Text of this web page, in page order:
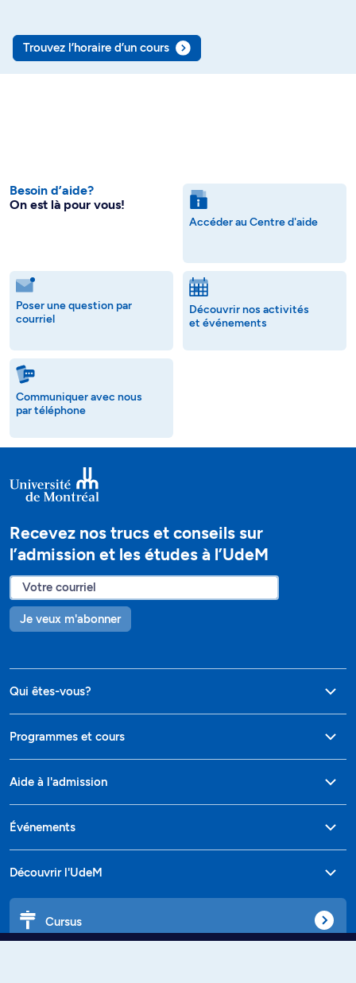
Trouvez l’horaire d’un cours
Besoin d’aide?
On est là pour vous!
Accéder au Centre d'aide
Poser une question par
courriel
Découvrir nos activités
et événements
Communiquer avec nous
par téléphone
Recevez nos trucs et conseils sur
l’admission et les études à l’UdeM
Je veux m'abonner
Qui êtes-vous?
Programmes et cours
Aide à l'admission
Événements
Découvrir l'UdeM
Cursus